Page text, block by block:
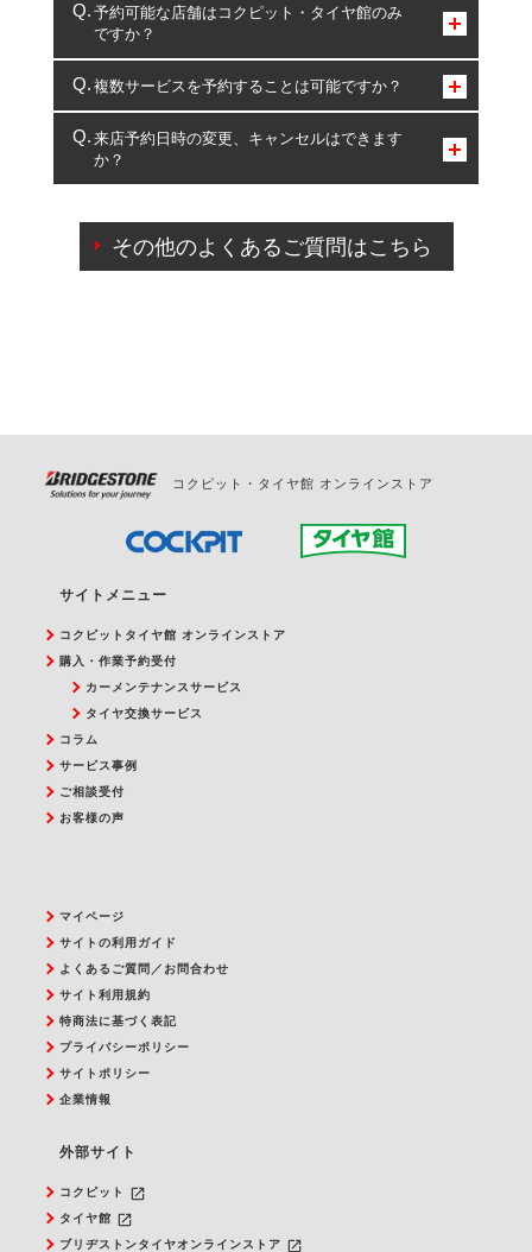
予約可能な店舗はコクピット・タイヤ館のみ
ですか？
コクピット・タイヤ館のみとなります。
複数サービスを予約することは可能ですか？
複数サービスのご予約は可能です。
一部の商品・サービスの組み合わせに限り、同時にご予約が
出来ないものもございます。
来店予約日時の変更、キャンセルはできます
か？
ご来店予約日の3営業日前を過ぎている場合のご予約
の日時変更につきましては、直接ご予約の店舗まで
その他のよくあるご質問はこちら
コクピット・タイヤ館 オンラインストア
サイトメニュー
コクピットタイヤ館 オンラインストア
購入・作業予約受付
カーメンテナンスサービス
タイヤ交換サービス
コラム
サービス事例
ご相談受付
お客様の声
マイページ
サイトの利用ガイド
よくあるご質問／お問合わせ
サイト利用規約
特商法に基づく表記
プライバシーポリシー
サイトポリシー
企業情報
外部サイト
コクピット launch
タイヤ館 launch
ブリヂストンタイヤオンラインストア launch